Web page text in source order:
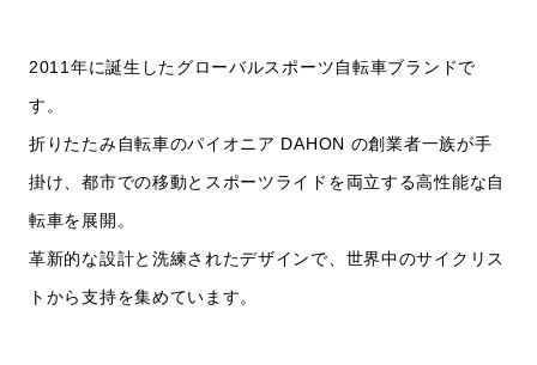
2011年に誕生したグローバルスポーツ自転車ブランドで
す。
折りたたみ自転車のパイオニア DAHON の創業者一族が手
掛け、都市での移動とスポーツライドを両立する高性能な自
転車を展開。
革新的な設計と洗練されたデザインで、世界中のサイクリス
トから支持を集めています。